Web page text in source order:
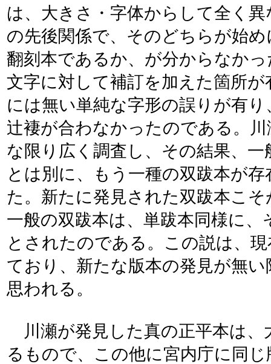
は、大きさ・字体からして全く
の先後関係で、そのどちらが始
翻刻本であるか、が分からなか
文字に対して補訂を加えた箇所
には無い単純な字形の誤りが有
辻褄が合わなかったのである。
な限り広く調査し、その結果、
とは別に、もう一種の双跋本が
た。新たに発見された双跋本こ
一般の双跋本は、単跋本同様に
とされたのである。この説は、
ており、新たな版本の発見が無
思われる。
川瀬が発見した真の正平本は、
るもので、この他に宮内庁に同